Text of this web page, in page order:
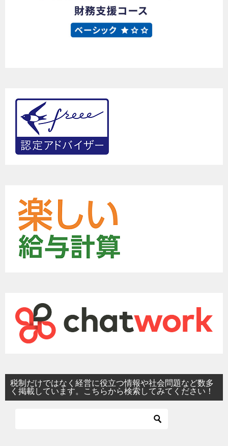
税制だけではなく経営に役立つ情報や社会問題など数多
く掲載しています。こちらから検索してみてください！